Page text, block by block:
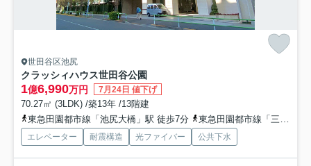
世田谷区池尻
クラッシィハウス世田谷公園
1億6,990万円 7月24日 値下げ
70.27㎡ (3LDK) /築13年 /13階建
東急田園都市線「池尻大橋」駅 徒歩7分
東急田園都市線「三軒茶屋」駅 徒歩16分
エレベーター 耐震構造 光ファイバー 公共下水